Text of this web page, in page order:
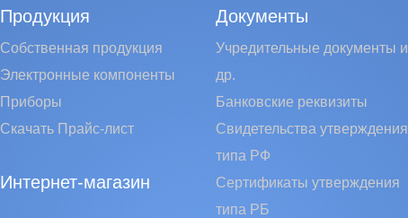
Продукция
Собственная продукция
Электронные компоненты
Приборы
Скачать Прайс-лист
Интернет-магазин
Документы
Учредительные документы и
др.
Банковские реквизиты
Свидетельства утверждения
типа РФ
Сертификаты утверждения
типа РБ